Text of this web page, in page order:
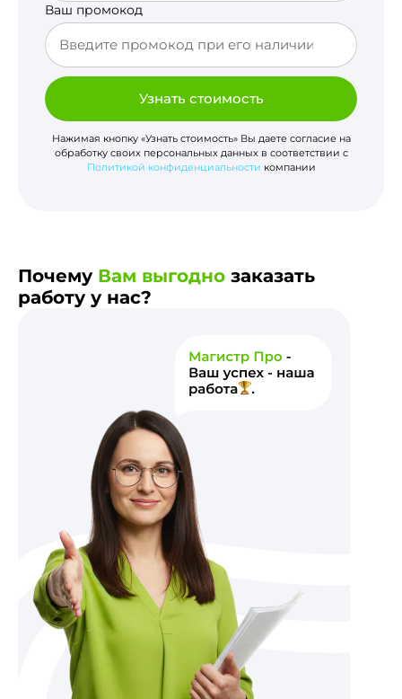
Ваш промокод
Узнать стоимость
Нажимая кнопку «Узнать стоимость» Вы даете согласие на
обработку своих персональных данных в соответствии с
Политикой конфиденциальности компании
Почему Вам выгодно заказать
работу у нас?